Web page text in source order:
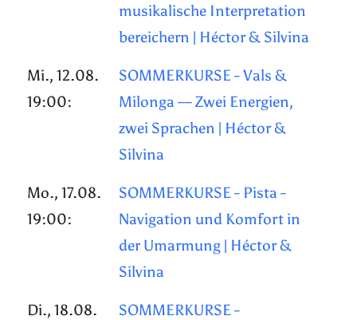
musikalische Interpretation
bereichern | Héctor & Silvina
Mi., 12.08.
19:00:
SOMMERKURSE - Vals &
Milonga — Zwei Energien,
zwei Sprachen | Héctor &
Silvina
Mo., 17.08.
19:00:
SOMMERKURSE - Pista -
Navigation und Komfort in
der Umarmung | Héctor &
Silvina
Di., 18.08.
SOMMERKURSE -